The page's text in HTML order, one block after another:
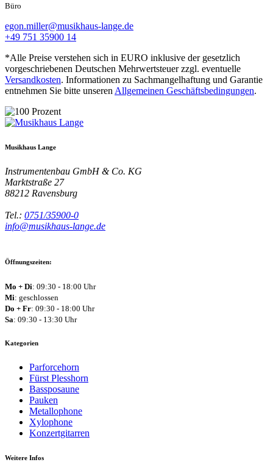
Büro
egon.miller@musikhaus-lange.de
+49 751 35900 14
*Alle Preise verstehen sich in EURO inklusive der gesetzlich
vorgeschriebenen Deutschen Mehrwertsteuer zzgl. eventuelle
Versandkosten. Informationen zu Sachmangelhaftung und Garantie
entnehmen Sie bitte unseren Allgemeinen Geschäftsbedingungen.
Musikhaus Lange
Instrumentenbau GmbH & Co. KG
Marktstraße 27
88212 Ravensburg
Tel.: 0751/35900-0
info@musikhaus-lange.de
Öffnungszeiten:
Mo + Di: 09:30 - 18:00 Uhr
Mi: geschlossen
Do + Fr: 09:30 - 18:00 Uhr
Sa: 09:30 - 13:30 Uhr
Kategorien
Parforcehorn
Fürst Plesshorn
Bassposaune
Pauken
Metallophone
Xylophone
Konzertgitarren
Weitere Infos